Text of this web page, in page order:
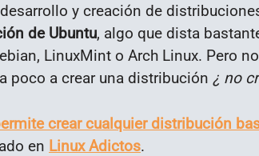
y creación de
de Ubuntu, algo que dista
LinuxMint o Arch Linux. Pero
poco a crear una distribución ¿ no
crear cualquier distribución
en Linux Adictos.